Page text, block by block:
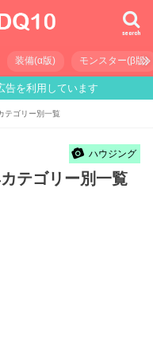
search
装備(α版) モンスター(β版)
告を利用しています
テゴリー別一覧
ハウジング
テゴリー別一覧